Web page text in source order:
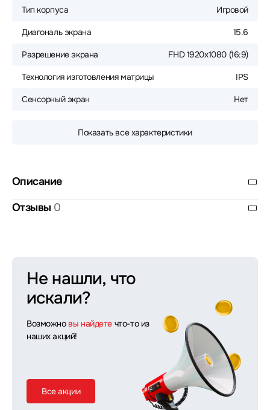
Тип корпуса Игровой
Диагональ экрана 15.6
Разрешение экрана FHD 1920x1080 (16:9)
Технология изготовления матрицы IPS
Сенсорный экран Нет
Показать все характеристики
Описание
Отзывы 0
Не нашли, что
искали?
Возможно вы найдете что-то из
наших акций!
Все акции